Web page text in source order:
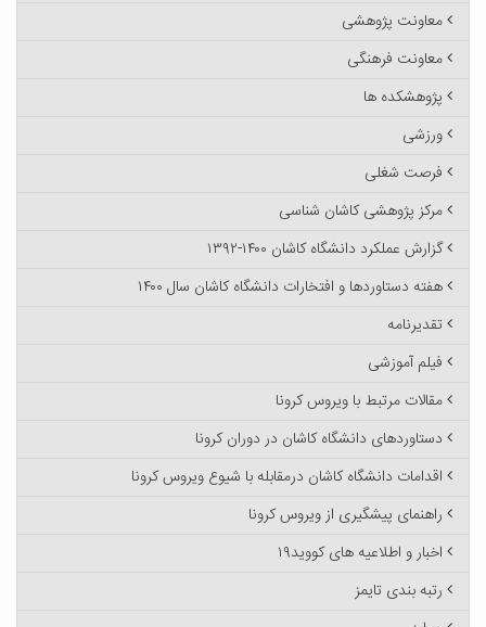
معاونت پژوهشی
معاونت فرهنگی
پژوهشکده ها
ورزشی
فرصت شغلی
مرکز پژوهشی کاشان شناسی
گزارش عملکرد دانشگاه کاشان ۱۴۰۰-۱۳۹۲
هفته دستاوردها و افتخارات دانشگاه کاشان سال ۱۴۰۰
تقدیرنامه
فیلم آموزشی
مقالات مرتبط با ویروس کرونا
دستاوردهای دانشگاه کاشان در دوران کرونا
اقدامات دانشگاه کاشان درمقابله با شیوع ویروس کرونا
راهنمای پیشگیری از ویروس کرونا
اخبار و اطلاعیه های کووید۱۹
رتبه بندی تایمز